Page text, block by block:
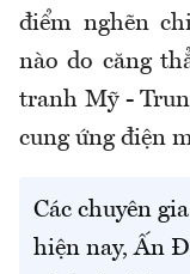
điểm nghẽn
nào do căng
tranh Mỹ -
cung ứng điện
Các chuyên
hiện nay, Ấn